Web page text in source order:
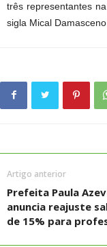
três representantes
sigla Mical Damasceno
Artigo anterior
Prefeita Paula
anuncia reajuste
de 15% para